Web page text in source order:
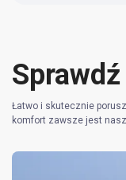
Łatwo i skutecznie
komfort zawsze jest